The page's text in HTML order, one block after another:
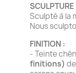
SCULPTURE
Sculpté à la
Nous
FINITION :
- Teinte
finitions)